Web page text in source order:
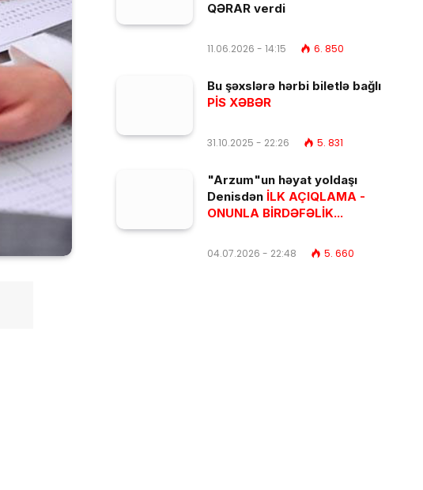
QƏRAR verdi
11.06.2026 - 14:15 6. 850
Bu şəxslərə hərbi biletlə bağlı
PİS XƏBƏR
31.10.2025 - 22:26 5. 831
"Arzum"un həyat yoldaşı
Denisdən İLK AÇIQLAMA -
ONUNLA BİRDƏFƏLİK...
04.07.2026 - 22:48 5. 660